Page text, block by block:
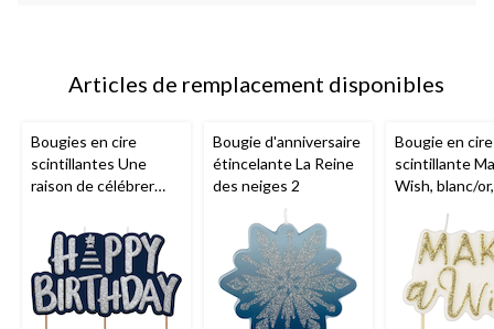
Articles de remplacement disponibles
Bougies en cire
scintillantes Une
raison de célébrer
bleu/argent, 3 po,
paq. 15, pour fête
d'anniversaire
Bougie d'anniversaire
étincelante La Reine
des neiges 2
Bougie en cire
scintillante
Wish, blanc/
d'anniversaire